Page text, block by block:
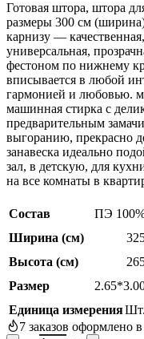
Готовая штора, штора
размеры 300 см
карнизу —
универсальная,
фестоном по нижнему
вписывается в любой
гармонией и любовью.
машинная стирка с
предварительным
выгоранию, прекрасно
занавеска идеально
зал, в детскую, для
на все комнаты в
Состав
ПЭ
Ширина (см)
Высота (см)
Размер
Единица измеренияШт.
7 заказов оформлено